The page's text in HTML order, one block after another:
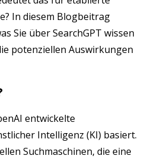
In diesem Blogbeitrag
Sie über SearchGPT wissen
potenziellen Auswirkungen
entwickelte
Intelligenz (KI) basiert.
Suchmaschinen, die eine